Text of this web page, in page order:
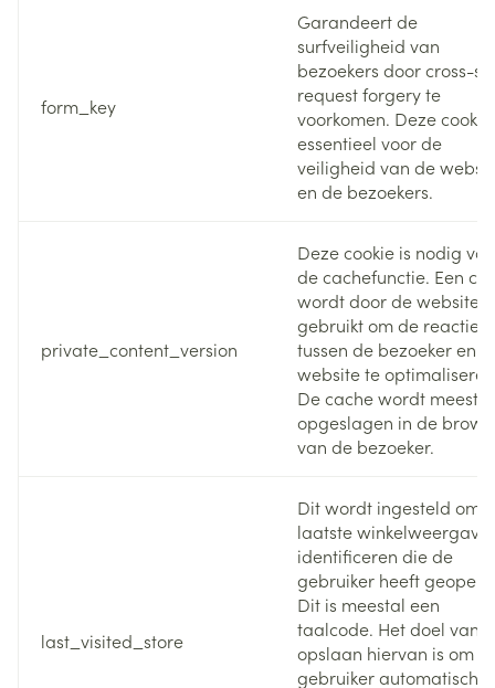
form_key
Garandeert de
surfveiligheid van
bezoekers door cross-
request forgery te
voorkomen. Deze cookie
essentieel voor de
veiligheid van de
en de bezoekers.
private_content_version
Deze cookie is nodig
de cachefunctie. Een
wordt door de website
gebruikt om de
tussen de bezoeker en
website te
De cache wordt meestal
opgeslagen in de
van de bezoeker.
last_visited_store
Dit wordt ingesteld om
laatste winkelweergave
identificeren die de
gebruiker heeft
Dit is meestal een
taalcode. Het doel van
opslaan hiervan is om
gebruiker automatisch